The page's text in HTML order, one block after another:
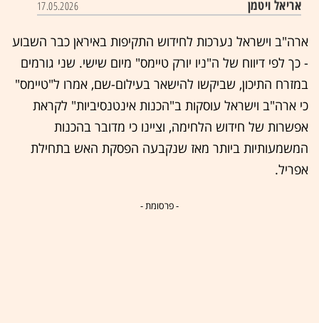
אריאל ויטמן 17.05.2026
ארה"ב וישראל נערכות לחידוש התקיפות באיראן כבר השבוע
- כך לפי דיווח של ה"ניו יורק טיימס" מיום שישי. שני גורמים
במזרח התיכון, שביקשו להישאר בעילום-שם, אמרו ל"טיימס"
כי ארה"ב וישראל עוסקות ב"הכנות אינטנסיביות" לקראת
אפשרות של חידוש הלחימה, וציינו כי מדובר בהכנות
המשמעותיות ביותר מאז שנקבעה הפסקת האש בתחילת
אפריל.
- פרסומת -